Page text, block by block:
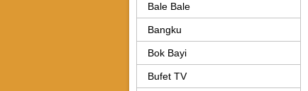
Bale Bale
Bangku
Bok Bayi
Bufet TV